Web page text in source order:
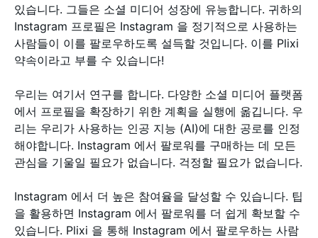
있습니다. 그들은 소셜 미디어 성장에 유능합니다. 귀하의
Instagram 프로필은 Instagram 을 정기적으로 사용하는
사람들이 이를 팔로우하도록 설득할 것입니다. 이를 Plixi
약속이라고 부를 수 있습니다!
우리는 여기서 연구를 합니다. 다양한 소셜 미디어 플랫폼
에서 프로필을 확장하기 위한 계획을 실행에 옮깁니다. 우
리는 우리가 사용하는 인공 지능 (AI)에 대한 공로를 인정
해야합니다. Instagram 에서 팔로워를 구매하는 데 모든
관심을 기울일 필요가 없습니다. 걱정할 필요가 없습니다.
Instagram 에서 더 높은 참여율을 달성할 수 있습니다. 팁
을 활용하면 Instagram 에서 팔로워를 더 쉽게 확보할 수
있습니다. Plixi 을 통해 Instagram 에서 팔로우하는 사람